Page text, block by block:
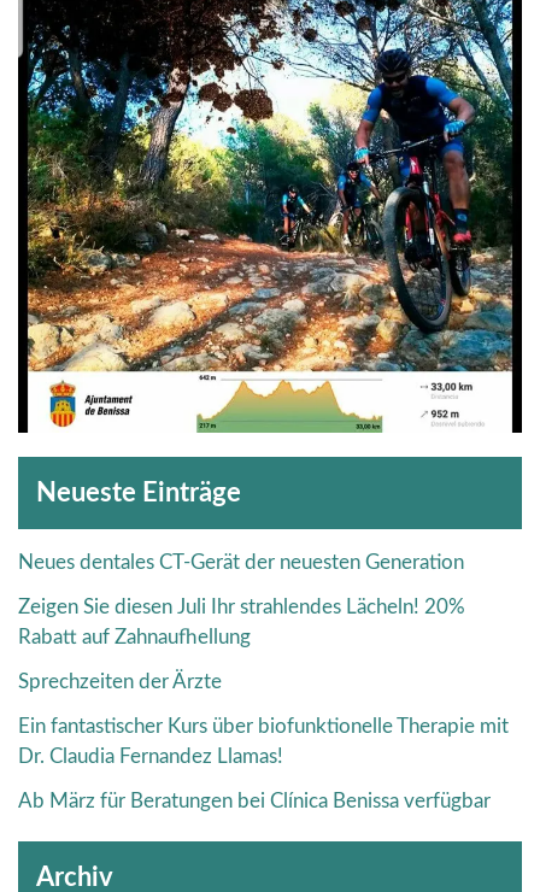
Neueste Einträge
Neues dentales CT-Gerät der neuesten Generation
Zeigen Sie diesen Juli Ihr strahlendes Lächeln! 20%
Rabatt auf Zahnaufhellung
Sprechzeiten der Ärzte
Ein fantastischer Kurs über biofunktionelle Therapie mit
Dr. Claudia Fernandez Llamas!
Ab März für Beratungen bei Clínica Benissa verfügbar
Archiv